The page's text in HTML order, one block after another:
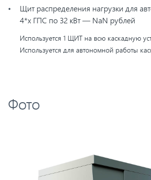
Щит распределения нагрузки для
4*х ГПС по 32 кВт — NaN рублей
Используется 1 ЩИТ на всю каскадную
Используется для автономной работы
Фото